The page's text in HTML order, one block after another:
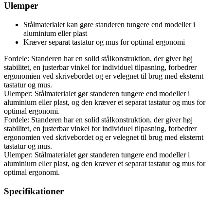
Ulemper
Stålmaterialet kan gøre standeren tungere end modeller i
aluminium eller plast
Kræver separat tastatur og mus for optimal ergonomi
Fordele: Standeren har en solid stålkonstruktion, der giver høj
stabilitet, en justerbar vinkel for individuel tilpasning, forbedrer
ergonomien ved skrivebordet og er velegnet til brug med eksternt
tastatur og mus.
Ulemper: Stålmaterialet gør standeren tungere end modeller i
aluminium eller plast, og den kræver et separat tastatur og mus for
optimal ergonomi.
Fordele: Standeren har en solid stålkonstruktion, der giver høj
stabilitet, en justerbar vinkel for individuel tilpasning, forbedrer
ergonomien ved skrivebordet og er velegnet til brug med eksternt
tastatur og mus.
Ulemper: Stålmaterialet gør standeren tungere end modeller i
aluminium eller plast, og den kræver et separat tastatur og mus for
optimal ergonomi.
Specifikationer